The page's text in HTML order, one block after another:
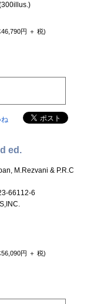
円 ＋ 税)
ね
ed.
M.Rezvani & P.R.C
66112-6
円 ＋ 税)